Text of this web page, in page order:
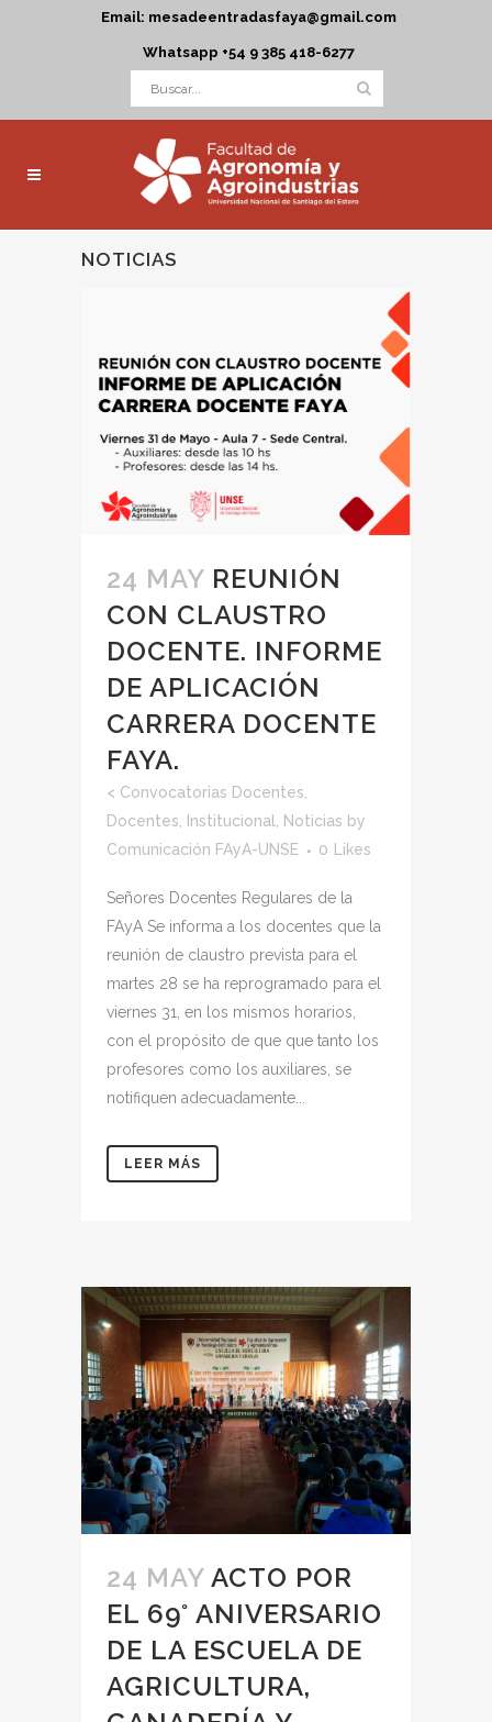
Email: mesadeentradasfaya@gmail.com
Whatsapp +54 9 385 418-6277
NOTICIAS
24 MAY REUNIÓN
CON CLAUSTRO
DOCENTE. INFORME
DE APLICACIÓN
CARRERA DOCENTE
FAYA.
< Convocatorias Docentes
Docentes
Institucional Noticias by
Comunicación FAyA-UNSE
0 Likes
Señores Docentes Regulares de la
FAyA Se informa a los docentes que la
reunión de claustro prevista para el
martes 28 se ha reprogramado para el
viernes 31, en los mismos horarios,
con el propósito de que que tanto los
profesores como los auxiliares, se
notifiquen adecuadamente...
LEER MÁS
24 MAY ACTO POR
EL 69° ANIVERSARIO
DE LA ESCUELA DE
AGRICULTURA,